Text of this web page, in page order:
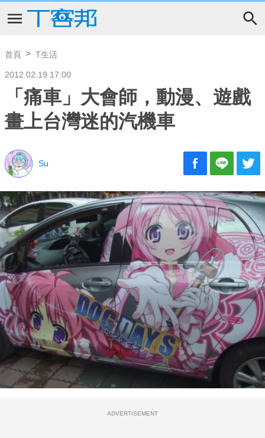
首頁 T生活
2012.02.19 17:00
「痛車」大會師，動漫、遊戲
畫上台灣迷的汽機車
Su
ADVERTISEMENT